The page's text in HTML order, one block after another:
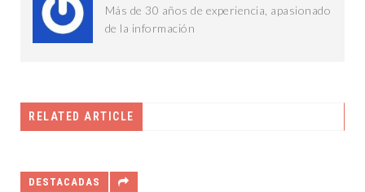
Más de 30 años de experiencia, apasionado
de la información
RELATED ARTICLE
DESTACADAS